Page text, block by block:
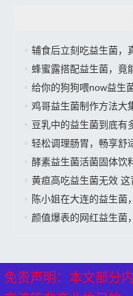
辅食后立刻吃益生菌，
蜂蜜露搭配益生菌，竟能
给你的狗狗喂now益生
鸡哥益生菌制作方法大
豆乳中的益生菌到底有
轻松调理肠胃，畅享舒
酵素益生菌活菌固体饮
黄疸高吃益生菌无效
陈小姐在大连的益生菌，
颜值爆表的网红益生菌
免责声明：本文部分
免责声明：本文部分